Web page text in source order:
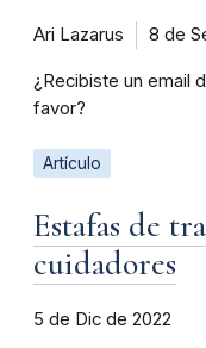
Ari Lazarus 8 de
¿Recibiste un email
favor?
Artículo
Estafas de
cuidadores
5 de Dic de 2022